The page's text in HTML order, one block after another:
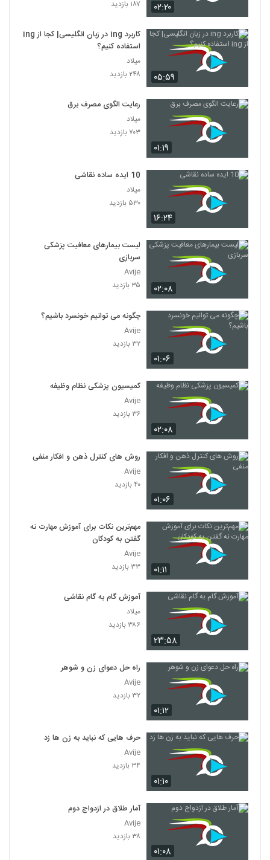
۰۲:۲۰
۱۸۷ بازدید
۰۵:۵۹
کاربرد ing در زبان انگلیسی| کجا از ing
استفاده کنیم؟
میلاد
۲۴۸ بازدید
۰۱:۱۹
رعایت الگوی مصرف برق
میلاد
۷۰۳ بازدید
۱۶:۲۴
10 ایده ساده نقاشی
میلاد
۵۳۰ بازدید
۰۲:۰۸
لیست بیمارهای معافیت پزشکی
سربازی
Avije
۳۵ بازدید
۰۱:۰۶
چگونه می توانیم خونسرد باشیم؟
Avije
۳۲ بازدید
۰۲:۰۸
کمیسیون پزشکی نظام وظیفه
Avije
۳۶ بازدید
۰۱:۰۶
روش های کنترل ذهن و افکار منفی
Avije
۴۰ بازدید
۰۱:۱۱
مهم‌ترین نکات برای آموزش مهارت نه
گفتن به کودکان
Avije
۳۳ بازدید
۲۳:۵۸
آموزش گام به گام نقاشی
میلاد
۳۸۶ بازدید
۰۱:۱۲
راه حل دعوای زن و شوهر
Avije
۳۲ بازدید
۰۱:۱۰
حرف هایی که نباید به زن ها زد
Avije
۳۴ بازدید
۰۱:۰۸
آمار طلاق در ازدواج دوم
Avije
۳۸ بازدید